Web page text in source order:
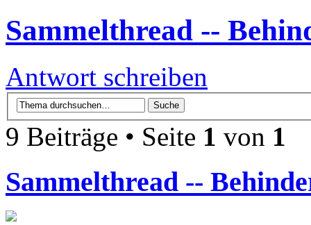
Sammelthread --
Antwort schreiben
9 Beiträge • Seite 1 von 1
Sammelthread --